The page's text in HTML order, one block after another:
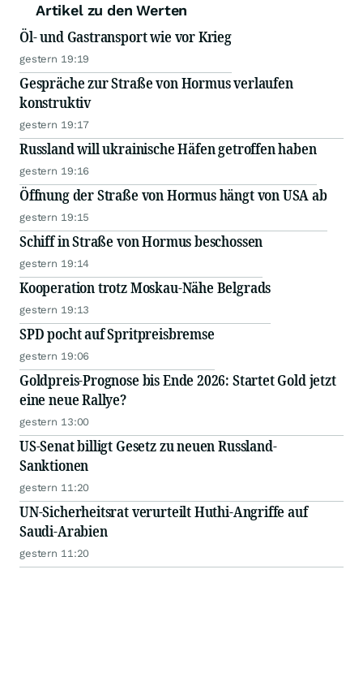
Artikel zu den Werten
Öl- und Gastransport wie vor Krieg
gestern 19:19
Gespräche zur Straße von Hormus verlaufen
konstruktiv
gestern 19:17
Russland will ukrainische Häfen getroffen haben
gestern 19:16
Öffnung der Straße von Hormus hängt von USA ab
gestern 19:15
Schiff in Straße von Hormus beschossen
gestern 19:14
Kooperation trotz Moskau-Nähe Belgrads
gestern 19:13
SPD pocht auf Spritpreisbremse
gestern 19:06
Goldpreis-Prognose bis Ende 2026: Startet Gold jetzt
eine neue Rallye?
gestern 13:00
US-Senat billigt Gesetz zu neuen Russland-
Sanktionen
gestern 11:20
UN-Sicherheitsrat verurteilt Huthi-Angriffe auf
Saudi-Arabien
gestern 11:20